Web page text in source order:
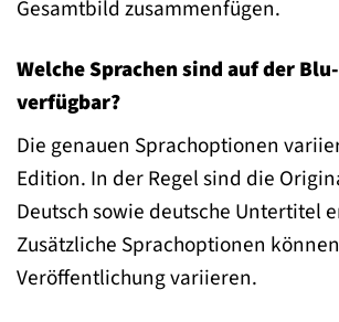
Gesamtbild zusammenfügen.
Welche Sprachen sind auf der
verfügbar?
Die genauen Sprachoptionen
Edition. In der Regel sind die
Deutsch sowie deutsche Untertitel
Zusätzliche Sprachoptionen
Veröffentlichung variieren.